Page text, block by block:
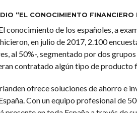
“EL CONOCIMIENTO FINANCIERO
conocimiento de los españoles, a
en julio de 2017, 2.100
al 50%-, segmentado por dos
contratado algún tipo de producto
ofrece soluciones de ahorro e
Con un equipo profesional de